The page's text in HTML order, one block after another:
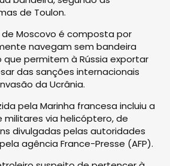
de Toulon.
Moscovo é composta por
navegam sem bandeira
que permitem à Rússia exportar
das sanções internacionais
da Ucrânia.
pela Marinha francesa incluiu a
via helicóptero, de
divulgadas pelas autoridades
agência France-Presse (AFP).